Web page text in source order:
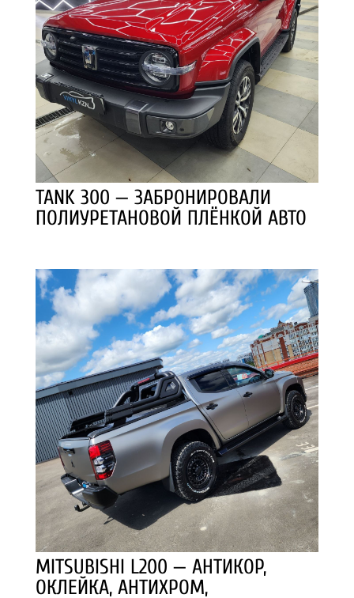
TANK 300 — ЗАБРОНИРОВАЛИ
ПОЛИУРЕТАНОВОЙ ПЛЁНКОЙ АВТО
MITSUBISHI L200 — АНТИКОР,
ОКЛЕЙКА, АНТИХРОМ,